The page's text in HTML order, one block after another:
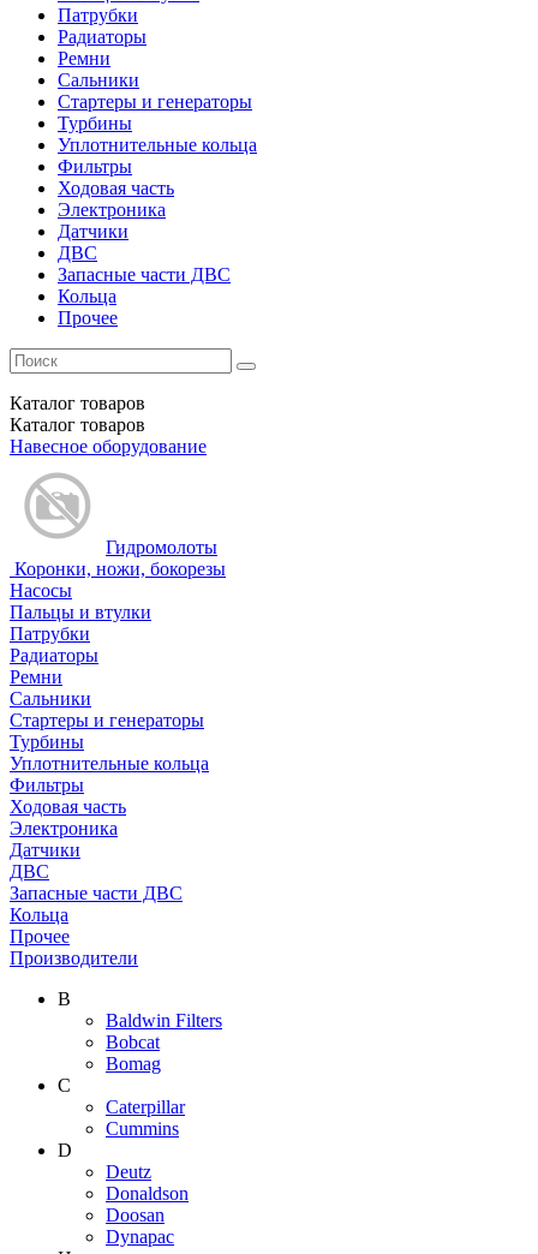
Патрубки
Радиаторы
Ремни
Сальники
Стартеры и генераторы
Турбины
Уплотнительные кольца
Фильтры
Ходовая часть
Электроника
Датчики
ДВС
Запасные части ДВС
Кольца
Прочее
Каталог товаров
Каталог товаров
Навесное оборудование
Гидромолоты
Коронки, ножи, бокорезы
Насосы
Пальцы и втулки
Патрубки
Радиаторы
Ремни
Сальники
Стартеры и генераторы
Турбины
Уплотнительные кольца
Фильтры
Ходовая часть
Электроника
Датчики
ДВС
Запасные части ДВС
Кольца
Прочее
Производители
B
Baldwin Filters
Bobcat
Bomag
C
Caterpillar
Cummins
D
Deutz
Donaldson
Doosan
Dynapac